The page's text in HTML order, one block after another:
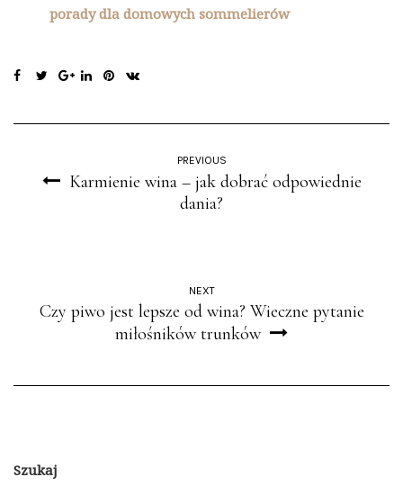
porady dla domowych sommelierów
PREVIOUS
Karmienie wina – jak dobrać odpowiednie
dania?
NEXT
Czy piwo jest lepsze od wina? Wieczne pytanie
miłośników trunków
Szukaj